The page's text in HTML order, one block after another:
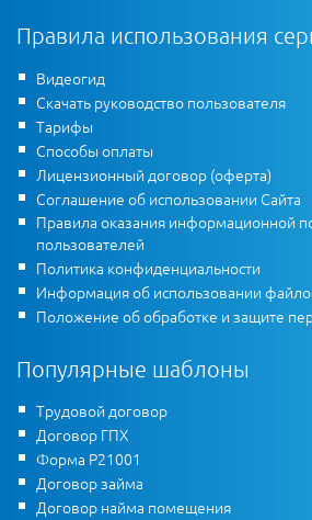
Правила использования
Видеогид
Скачать руководство пользователя
Тарифы
Способы оплаты
Лицензионный договор (оферта)
Соглашение об использовании Сайта
Правила оказания информационной
пользователей
Политика конфиденциальности
Информация об использовании
Положение об обработке и защите
Популярные шаблоны
Трудовой договор
Договор ГПХ
Форма Р21001
Договор займа
Договор найма помещения